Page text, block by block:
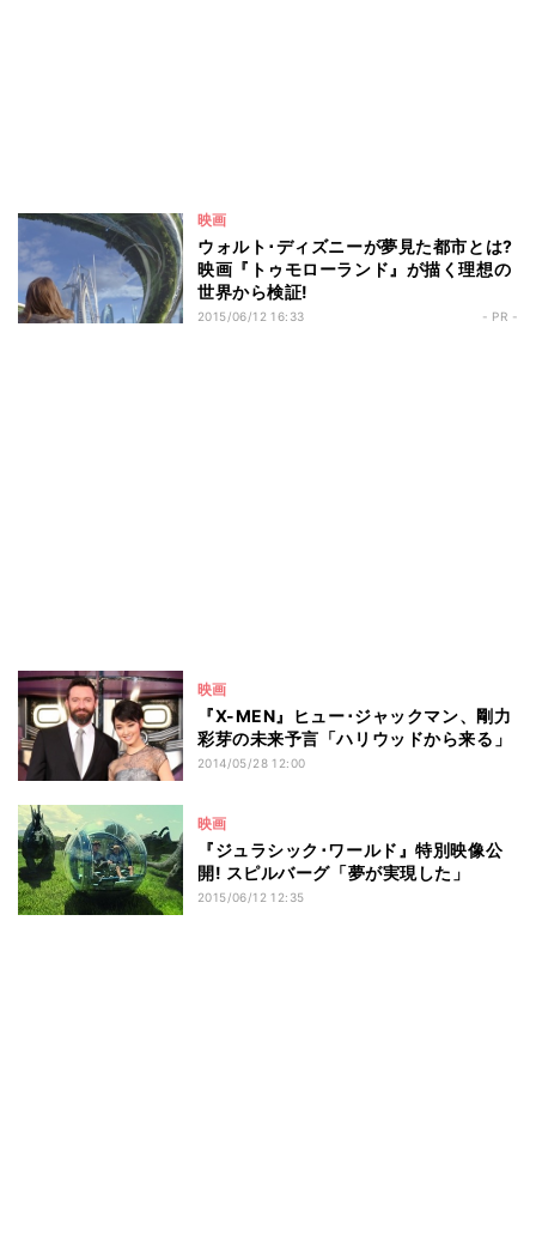
映画
ウォルト･ディズニーが夢見た都市とは?
映画『トゥモローランド』が描く理想の
世界から検証!
2015/06/12 16:33 - PR -
映画
『X-MEN』ヒュー･ジャックマン、剛力
彩芽の未来予言「ハリウッドから来る」
2014/05/28 12:00
映画
『ジュラシック･ワールド』特別映像公
開! スピルバーグ「夢が実現した」
2015/06/12 12:35